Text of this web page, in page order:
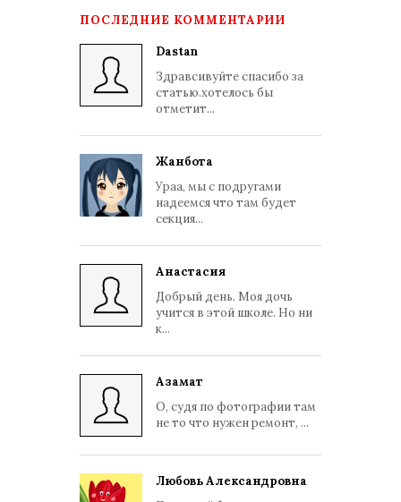
ПОСЛЕДНИЕ КОММЕНТАРИИ
Dastan
Здравсивуйте спасибо за
статью.хотелось бы
отметит...
Жанбота
Ураа, мы с подругами
надеемся что там будет
секция...
Анастасия
Добрый день. Моя дочь
учится в этой школе. Но ни
к...
Азамат
О, судя по фотографии там
не то что нужен ремонт, ...
Любовь Александровна